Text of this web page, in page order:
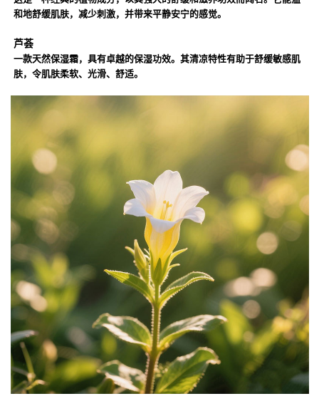
和地舒缓肌肤，减少刺激，并带来平静安宁的感觉。
芦荟
一款天然保湿霜，具有卓越的保湿功效。其清凉特性有助于舒缓敏感肌
肤，令肌肤柔软、光滑、舒适。